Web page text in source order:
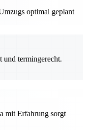
optimal geplant
und termingerecht.
mit Erfahrung sorgt